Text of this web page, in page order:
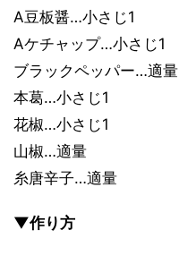
A豆板醤…小さじ1
Aケチャップ…小さじ1
ブラックペッパー…適量
本葛…小さじ1
花椒…小さじ1
山椒…適量
糸唐辛子…適量
▼作り方